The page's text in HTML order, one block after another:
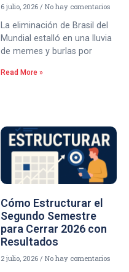
6 julio, 2026 No hay comentarios
La eliminación de Brasil del
Mundial estalló en una lluvia
de memes y burlas por
Read More »
Cómo Estructurar el
Segundo Semestre
para Cerrar 2026 con
Resultados
2 julio, 2026 No hay comentarios